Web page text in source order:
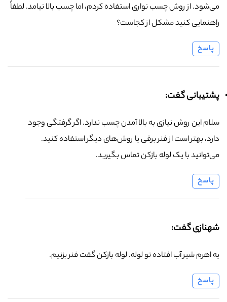
می‌شود. از روش چسب نواری استفاده کردم، اما چسب بالا نیامد. لطفاً
راهنمایی کنید مشکل از کجاست؟
پاسخ
پشتیبانی گفت:
سلام این روش نیازی به بالا آمدن چسب ندارد. اگر گرفتگی وجود
دارد، بهتر است از فنر برقی یا روش‌های دیگر استفاده کنید.
می‌توانید با یک لوله بازکن تماس بگیرید.
پاسخ
شهنازی گفت:
یه اهرم شیر آب افتاده تو لوله. لوله بازکن گفت فنر بزنیم.
پاسخ